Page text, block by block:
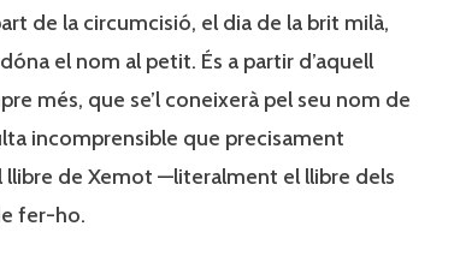
de la circumcisió, el dia de la brit milà,
el nom al petit. És a partir d’aquell
més, que se’l coneixerà pel seu nom de
incomprensible que precisament
llibre de Xemot —literalment el llibre dels
fer-ho.